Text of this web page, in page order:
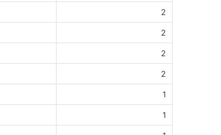
2
2
2
2
1
1